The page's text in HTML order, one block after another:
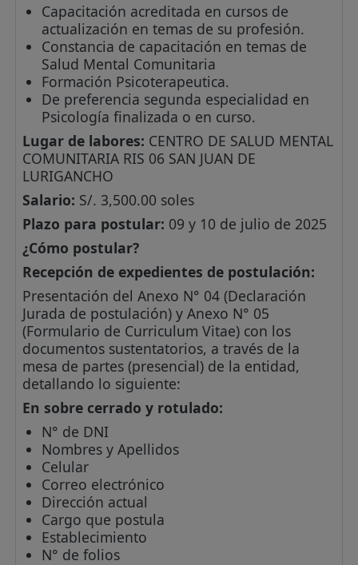
Capacitación acreditada en cursos de
actualización en temas de su profesión.
Constancia de capacitación en temas de
Salud Mental Comunitaria
Formación Psicoterapeutica.
De preferencia segunda especialidad en
Psicología finalizada o en curso.
Lugar de labores: CENTRO DE SALUD MENTAL
COMUNITARIA RIS 06 SAN JUAN DE
LURIGANCHO
Salario: S/. 3,500.00 soles
Plazo para postular: 09 y 10 de julio de 2025
¿Cómo postular?
Recepción de expedientes de postulación:
Presentación del Anexo N° 04 (Declaración
Jurada de postulación) y Anexo N° 05
(Formulario de Curriculum Vitae) con los
documentos sustentatorios, a través de la
mesa de partes (presencial) de la entidad,
detallando lo siguiente:
En sobre cerrado y rotulado:
N° de DNI
Nombres y Apellidos
Celular
Correo electrónico
Dirección actual
Cargo que postula
Establecimiento
N° de folios